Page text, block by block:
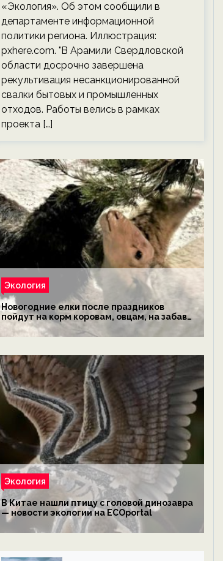
«Экология». Об этом сообщили в
департаменте информационной
политики региона. Иллюстрация:
pxhere.com. "В Арамили Свердловской
области досрочно завершена
рекультивация несанкционированной
свалки бытовых и промышленных
отходов. Работы велись в рамках
проекта […]
Экология
Новогодние елки после праздников
пойдут на корм коровам, овцам, на забаву
обезьянам, львам и леопардам — новости
экологии на ECOportal
Экология
В Китае нашли птицу с головой динозавра
— новости экологии на ECOportal